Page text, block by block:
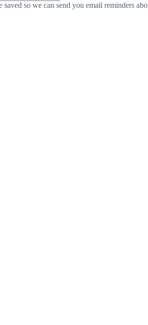
saved so we can send you email reminders